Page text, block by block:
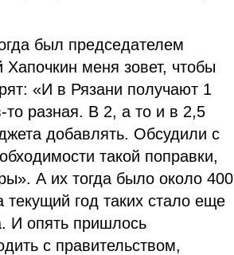
был председателем
меня зовет, чтобы
«И в Рязани получают 1
то разная. В 2, а то и в 2,5
добавлять. Обсудили с
такой поправки,
А их тогда было около 400
год таких стало еще
И опять пришлось
с правительством,